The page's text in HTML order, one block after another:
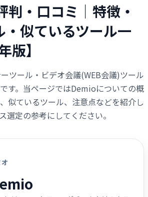
・口コミ｜特徴・
・似ているツール一
版】
ツール・ビデオ会議(WEB会議)ツール
す。当ページではDemioについての概
似ているツール、注意点などを紹介し
選定の参考にしてください。